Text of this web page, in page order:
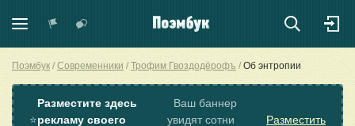
Поэмбук Современники Трофим Гвоздодёрофъ Об энтропии
⭐
Разместите здесь
рекламу своего
Ваш баннер
увидят сотни
Разместить